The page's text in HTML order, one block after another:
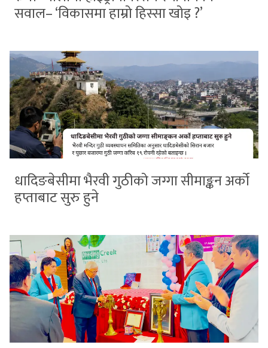
सवाल– ‘विकासमा हाम्रो हिस्सा खोइ ?’
धादिङबेसीमा भैरवी गुठीको जग्गा सीमाङ्कन अर्को
हप्ताबाट सुरु हुने